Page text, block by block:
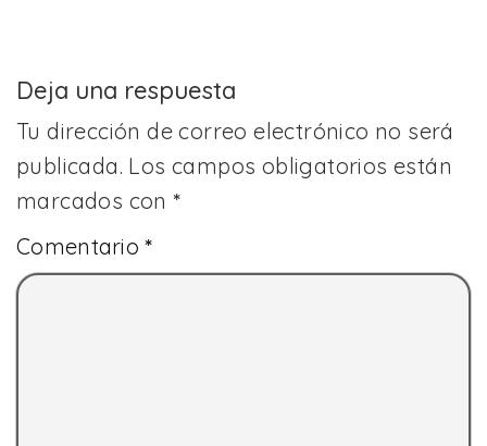
Deja una respuesta
Tu dirección de correo electrónico no será
publicada. Los campos obligatorios están
marcados con*
Comentario*